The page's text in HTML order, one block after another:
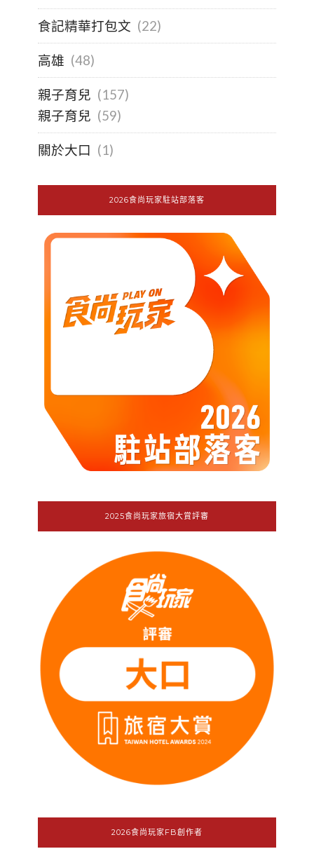
食記精華打包文 (22)
高雄 (48)
親子育兒 (157)
親子育兒 (59)
關於大口 (1)
2026食尚玩家駐站部落客
2025食尚玩家旅宿大賞評審
2026食尚玩家FB創作者